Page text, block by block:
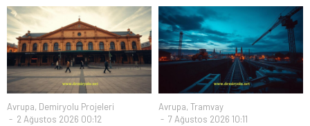
Avrupa, Demiryolu Projeleri
2 Ağustos 2026 00:12
Avrupa, Tramvay
7 Ağustos 2026 10:11